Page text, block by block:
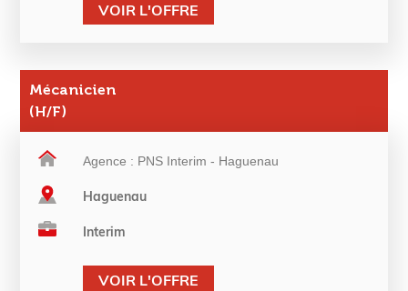
VOIR L'OFFRE
Mécanicien
(H/F)
Agence : PNS Interim - Haguenau
Haguenau
Interim
VOIR L'OFFRE